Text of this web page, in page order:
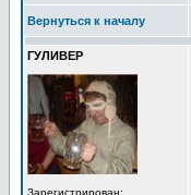
Вернуться к началу
ГУЛИВЕР
Зарегистрирован: